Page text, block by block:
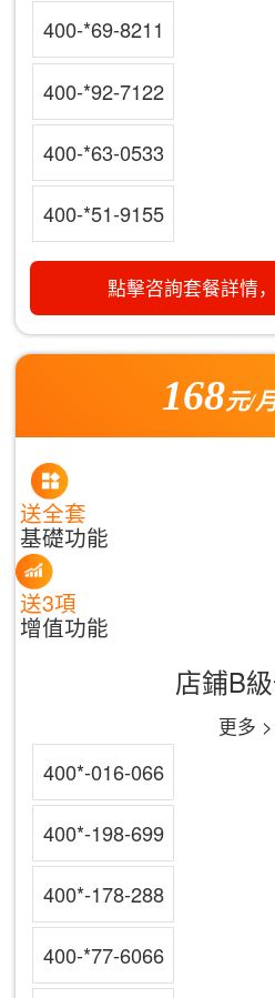
400-*69-8211
400-*92-7122
400-*63-0533
400-*51-9155
點擊咨詢套餐詳情
168元/
送全套
基礎功能
送3項
增值功能
店鋪B
更多 >
400*-016-066
400*-198-699
400*-178-288
400-*77-6066